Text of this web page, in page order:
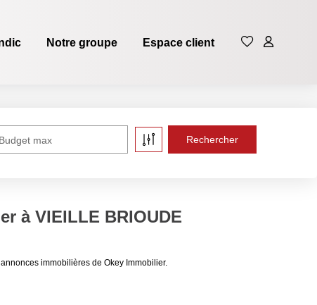
Notre groupe Espace client
Budget max
à VIEILLE BRIOUDE
immobilières de Okey Immobilier.